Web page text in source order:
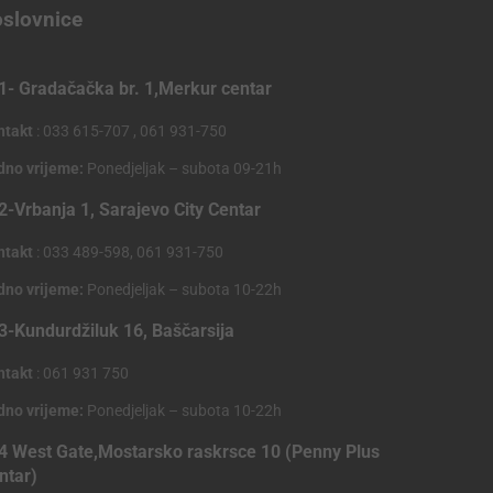
Gradačačka br. 1,Merkur centar
: 033 615-707 , 061 931-750
vrijeme: Ponedjeljak – subota 09-21h
Vrbanja 1, Sarajevo City Centar
: 033 489-598, 061 931-750
vrijeme: Ponedjeljak – subota 10-22h
Kundurdžiluk 16, Baščarsija
: 061 931 750
vrijeme: Ponedjeljak – subota 10-22h
West Gate,Mostarsko raskrsce 10 (Penny Plus